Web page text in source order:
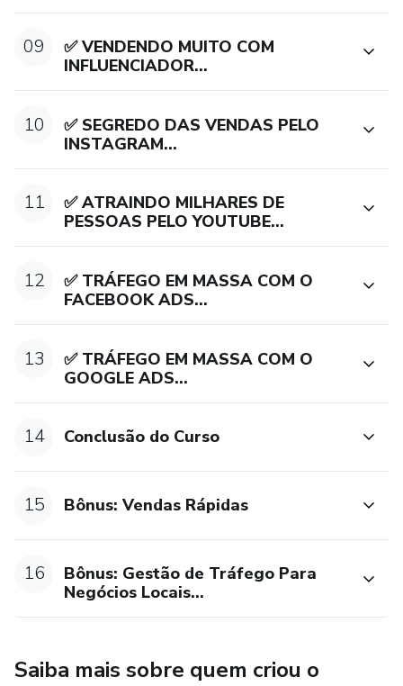
09
✅ VENDENDO MUITO COM
INFLUENCIADOR...
10
✅ SEGREDO DAS VENDAS PELO
INSTAGRAM...
11
✅ ATRAINDO MILHARES DE
PESSOAS PELO YOUTUBE...
12
✅ TRÁFEGO EM MASSA COM O
FACEBOOK ADS...
13
✅ TRÁFEGO EM MASSA COM O
GOOGLE ADS...
14 Conclusão do Curso
15 Bônus: Vendas Rápidas
16
Bônus: Gestão de Tráfego Para
Negócios Locais...
Saiba mais sobre quem criou o